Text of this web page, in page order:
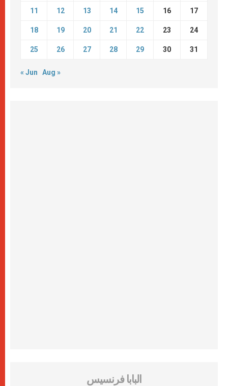
11 12 13 14 15 16 17
18 19 20 21 22 23 24
25 26 27 28 29 30 31
« Jun Aug »
البابا فرنسيس